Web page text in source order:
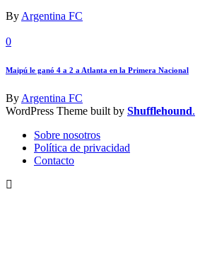
By Argentina FC
0
Maipú le ganó 4 a 2 a Atlanta en la Primera Nacional
By Argentina FC
WordPress Theme built by Shufflehound.
Sobre nosotros
Política de privacidad
Contacto